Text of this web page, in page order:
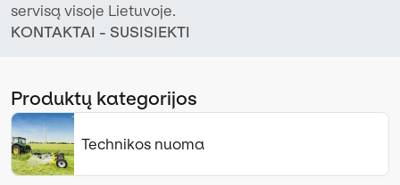
servisą visoje Lietuvoje.
KONTAKTAI - SUSISIEKTI
Produktų kategorijos
Technikos nuoma